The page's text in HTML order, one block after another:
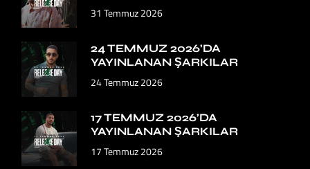
31 Temmuz 2026
24 TEMMUZ 2026’DA
YAYINLANAN ŞARKILAR
24 Temmuz 2026
17 TEMMUZ 2026’DA
YAYINLANAN ŞARKILAR
17 Temmuz 2026